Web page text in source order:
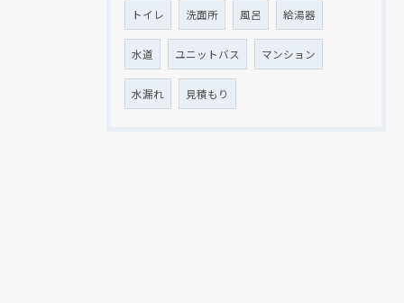
トイレ 洗面所 風呂 給湯器
水道 ユニットバス マンション
水漏れ 見積もり